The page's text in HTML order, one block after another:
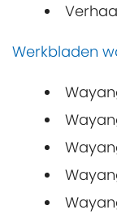
Werkbladen